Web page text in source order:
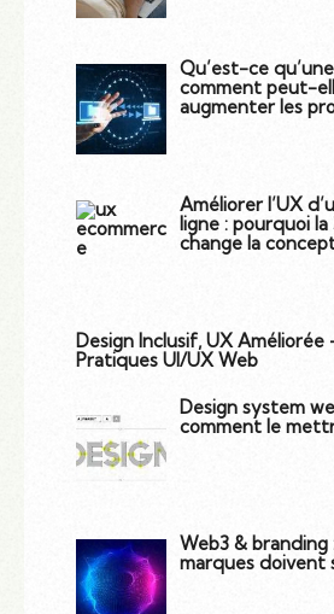
Qu’est-ce
comment peut-
augmenter les
Améliorer l’UX
ligne : pourquoi
change la
Design Inclusif, UX Améliorée
Pratiques UI/UX Web
Design system
comment le
Web3 & branding
marques doivent